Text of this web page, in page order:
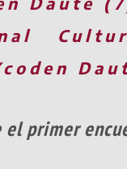
el primer